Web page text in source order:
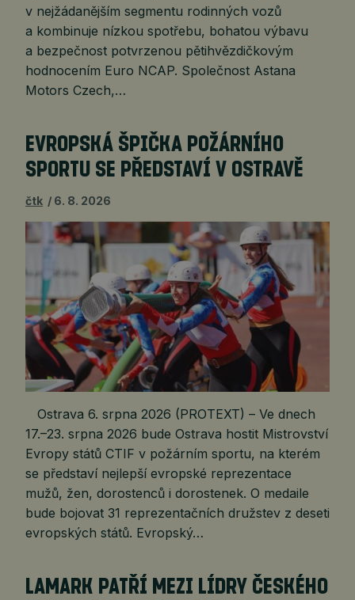
v nejžádanějším segmentu rodinných vozů
a kombinuje nízkou spotřebu, bohatou výbavu
a bezpečnost potvrzenou pětihvězdičkovým
hodnocením Euro NCAP. Společnost Astana
Motors Czech,…
EVROPSKÁ ŠPIČKA POŽÁRNÍHO
SPORTU SE PŘEDSTAVÍ V OSTRAVĚ
čtk 6. 8. 2026
Ostrava 6. srpna 2026 (PROTEXT) – Ve dnech
17.–23. srpna 2026 bude Ostrava hostit Mistrovství
Evropy států CTIF v požárním sportu, na kterém
se představí nejlepší evropské reprezentace
mužů, žen, dorostenců i dorostenek. O medaile
bude bojovat 31 reprezentačních družstev z deseti
evropských států. Evropský…
LAMARK PATŘÍ MEZI LÍDRY ČESKÉHO